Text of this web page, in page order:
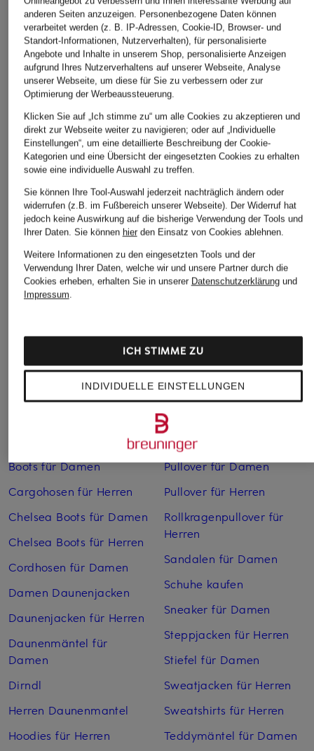
+Aktionsrabatt
GANT
Mantel
Bestpreis:
178,49 €
Ursprünglich:
300 €
CINZIA ROCCA
Jacke mit
abnehmbarem
Kragen
Jacke mit 3/4-Arm
829,99 €
Weitere Kategorien
Boots für Damen
Cargohosen für Herren
Chelsea Boots für Damen
Chelsea Boots für Herren
Cordhosen für Damen
Damen Daunenjacken
Daunenjacken für Herren
Daunenmäntel für
Damen
Dirndl
Herren Daunenmantel
Hoodies für Herren
Mäntel für Herren
Pullover für Damen
Pullover für Herren
Rollkragenpullover für
Herren
Sandalen für Damen
Schuhe kaufen
Sneaker für Damen
Steppjacken für Herren
Stiefel für Damen
Sweatjacken für Herren
Sweatshirts für Herren
Teddymäntel für Damen
anderen Seiten anzuzeigen. Personenbezogene Daten können
verarbeitet werden (z. B. IP-Adressen, Cookie-ID, Browser- und
Standort-Informationen, Nutzerverhalten), für personalisierte
Angebote und Inhalte in unserem Shop, personalisierte Anzeigen
aufgrund Ihres Nutzerverhaltens auf unserer Webseite, Analyse
unserer Webseite, um diese für Sie zu verbessern oder zur
Optimierung der Werbeaussteuerung.
Klicken Sie auf „Ich stimme zu“ um alle Cookies zu akzeptieren und
direkt zur Webseite weiter zu navigieren; oder auf „Individuelle
Einstellungen“, um eine detaillierte Beschreibung der Cookie-
Kategorien und eine Übersicht der eingesetzten Cookies zu erhalten
sowie eine individuelle Auswahl zu treffen.
Sie können Ihre Tool-Auswahl jederzeit nachträglich ändern oder
widerrufen (z.B. im Fußbereich unserer Webseite). Der Widerruf hat
jedoch keine Auswirkung auf die bisherige Verwendung der Tools und
Ihrer Daten. Sie können hierden Einsatz von Cookies ablehnen.
Weitere Informationen zu den eingesetzten Tools und der
Verwendung Ihrer Daten, welche wir und unsere Partner durch die
Cookies erheben, erhalten Sie in unserer Datenschutzerklärungund
Impressum.
INDIVIDUELLE EINSTELLUNGEN
ICH STIMME ZU